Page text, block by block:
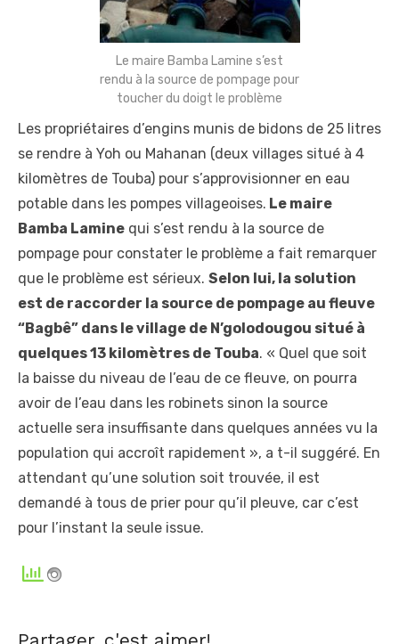
Le maire Bamba Lamine s’est
rendu à la source de pompage pour
toucher du doigt le problème
Les propriétaires d’engins munis de bidons de 25 litres
se rendre à Yoh ou Mahanan (deux villages situé à 4
kilomètres de Touba) pour s’approvisionner en eau
potable dans les pompes villageoises. Le maire
Bamba Lamine qui s’est rendu à la source de
pompage pour constater le problème a fait remarquer
que le problème est sérieux. Selon lui, la solution
est de raccorder la source de pompage au fleuve
“Bagbê” dans le village de N’golodougou situé à
quelques 13 kilomètres de Touba. « Quel que soit
la baisse du niveau de l’eau de ce fleuve, on pourra
avoir de l’eau dans les robinets sinon la source
actuelle sera insuffisante dans quelques années vu la
population qui accroît rapidement », a t-il suggéré. En
attendant qu’une solution soit trouvée, il est
demandé à tous de prier pour qu’il pleuve, car c’est
pour l’instant la seule issue.